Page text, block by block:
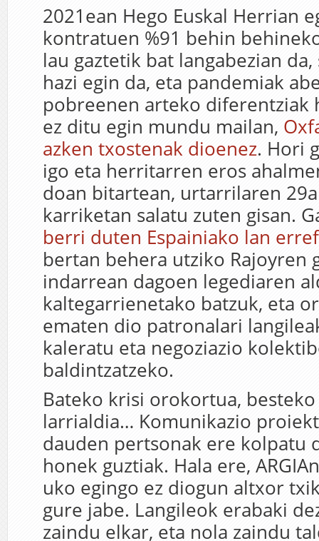
2021ean Hego Euskal Herrian
kontratuen %91 behin
lau gaztetik bat langabezian
hazi egin da, eta pandemiak
pobreenen arteko diferentziak
ez ditu egin mundu mailan,
azken txostenak dioenez. Hori
igo eta herritarren eros
doan bitartean, urtarrilaren
karriketan salatu zuten gisan.
berri duten Espainiako lan
bertan behera utziko Rajoyren
indarrean dagoen legediaren
kaltegarrienetako batzuk, eta
ematen dio patronalari
kaleratu eta negoziazio
baldintzatzeko.
Bateko krisi orokortua,
larrialdia… Komunikazio
dauden pertsonak ere kolpatu
honek guztiak. Hala ere,
uko egingo ez diogun altxor
gure jabe. Langileok erabaki
zaindu elkar, eta nola zaindu